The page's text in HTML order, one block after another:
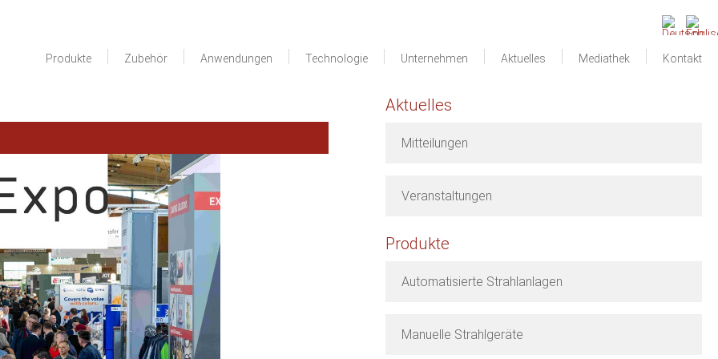
Produkte
Zubehör Anwendungen Technologie Unternehmen Aktuelles Mediathek Kontakt
Aktuelles
Mitteilungen
Veranstaltungen
Produkte
Automatisierte Strahlanlagen
Manuelle Strahlgeräte